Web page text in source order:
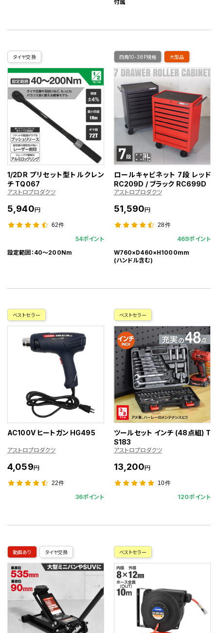
付属
タイヤ交換
1/2DR プリセット型トルクレン
チ TQ067
アストロプロダクツ
5,940円
62件
54ポイント
設定範囲：40～200Nm
四角10-38P規格 大型品
ロールキャビネット 7段 レッド
RC209D / ブラック RC699D
アストロプロダクツ
51,590円
28件
469ポイント
W760×D460×H1000mm
(ハンドル含む)
ベストセラー
AC100V ヒートガン HG495
アストロプロダクツ
4,059円
22件
36ポイント
ベストセラー
ツールセット インチ (48点組) T
S183
アストロプロダクツ
13,200円
10件
120ポイント
動画あり タイヤ交換 ベストセラー